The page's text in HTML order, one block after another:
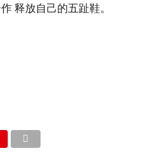
释放自己的五趾鞋。